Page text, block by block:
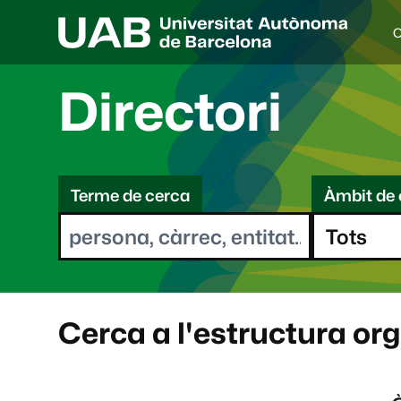
I
d
i
a
e
l
e
o
t
Directori
C
eTerme de cerca Àmbit de
Cerca a l'estructura